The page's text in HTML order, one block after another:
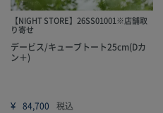
【NIGHT STORE】26SS01001※店舗取
り寄せ
デービス/キューブトート25cm(Dカ
ン＋)
¥ 84,700 税込